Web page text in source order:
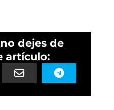
dejes de
artículo: